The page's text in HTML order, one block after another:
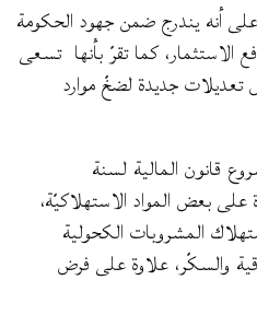
على أنه يندرج ضمن جهود الحكومة
الاستثمار، كما تقرّ بأنها تسعى
تعديلات جديدة لضخّ موارد
قانون المالية لسنة
على بعض المواد الاستهلاكيّة،
المشروبات الكحولية
والسكّر، علاوة على فرض